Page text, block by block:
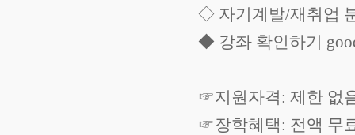
◇ 자기계발/재취업
◆ 강좌 확인하기
☞지원자격: 제한 없
☞장학혜택: 전액 무